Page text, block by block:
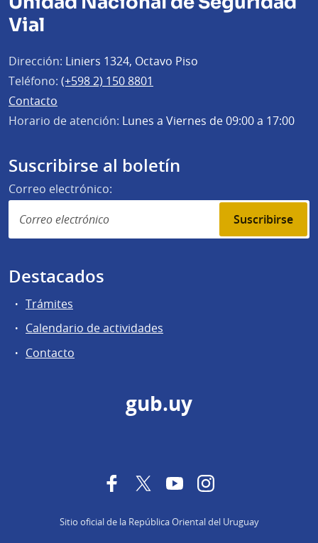
Vial
Dirección: Liniers 1324, Octavo Piso
Teléfono: (+598 2) 150 8801
Contacto
Horario de atención: Lunes a Viernes de 09:00 a 17:00
Suscribirse al boletín
Correo electrónico:
Suscribirse
Destacados
Trámites
Calendario de actividades
Contacto
gub.uy
FacebookTwitterYouTubeInstagram
Sitio oficial de la República Oriental del Uruguay